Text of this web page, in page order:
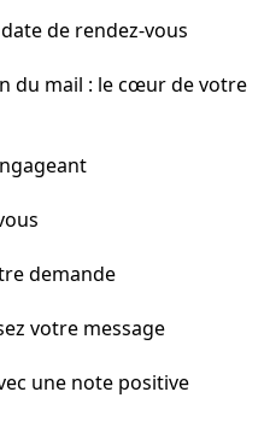
de rendez-vous
du mail : le cœur de votre
demande
votre message
une note positive